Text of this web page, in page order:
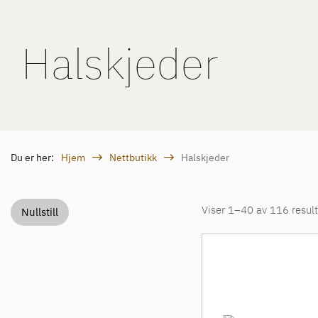
Halskjeder
Du er her: Hjem Nettbutikk Halskjeder
Nullstill Viser 1–40 av 116